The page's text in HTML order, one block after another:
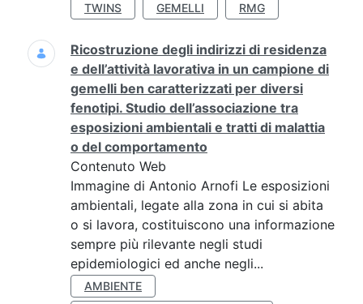
TWINS
GEMELLI RMG
Ricostruzione degli indirizzi di residenza
e dell’attività lavorativa in un campione di
gemelli ben caratterizzati per diversi
fenotipi. Studio dell’associazione tra
esposizioni ambientali e tratti di malattia
o del comportamento
Contenuto Web
Immagine di Antonio Arnofi Le esposizioni
ambientali, legate alla zona in cui si abita
o si lavora, costituiscono una informazione
sempre più rilevante negli studi
epidemiologici ed anche negli...
AMBIENTE